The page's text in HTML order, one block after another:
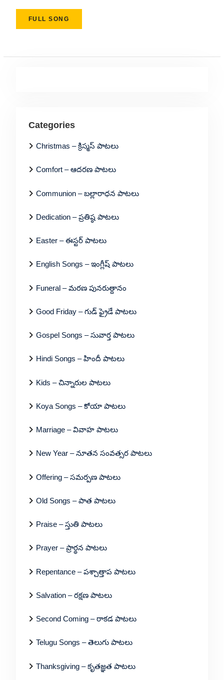
FULL SONG
Categories
Christmas – క్రిస్మస్ పాటలు
Comfort – ఆదరణ పాటలు
Communion – బల్లారాధన పాటలు
Dedication – ప్రతిష్ఠ పాటలు
Easter – ఈస్టర్ పాటలు
English Songs – ఇంగ్లీష్ పాటలు
Funeral – మరణ పునరుత్దానం
Good Friday – గుడ్ ఫ్రైడే పాటలు
Gospel Songs – సువార్త పాటలు
Hindi Songs – హిందీ పాటలు
Kids – చిన్నారుల పాటలు
Koya Songs – కోయా పాటలు
Marriage – వివాహ పాటలు
New Year – నూతన సంవత్సర పాటలు
Offering – సమర్పణ పాటలు
Old Songs – పాత పాటలు
Praise – స్తుతి పాటలు
Prayer – ప్రార్థన పాటలు
Repentance – పశ్చాత్తాప పాటలు
Salvation – రక్షణ పాటలు
Second Coming – రాకడ పాటలు
Telugu Songs – తెలుగు పాటలు
Thanksgiving – కృతజ్ఞత పాటలు